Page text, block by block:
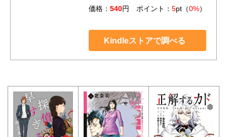
価格： 540円 ポイント： 5pt（0%）
Kindleストアで調べる